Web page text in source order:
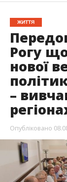
ЖИТТЯ
Рогу
нової
–
Опубліковано